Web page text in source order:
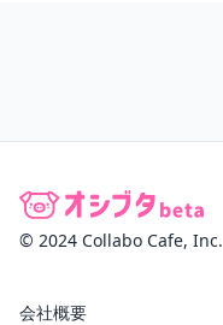
© 2024 Collabo Cafe, Inc.
会社概要